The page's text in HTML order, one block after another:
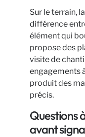
Sur le terrain,
différence
élément qui
propose des
visite de
engagements
produit des
précis.
Questions
avant